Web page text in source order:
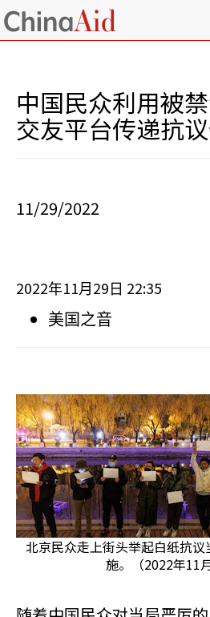
中国民众利用被
交友平台传递抗
11/29/2022
2022年11月 29 日 22:35
美国之音
北京民众走上街头举起白纸抗
施。（2022年11